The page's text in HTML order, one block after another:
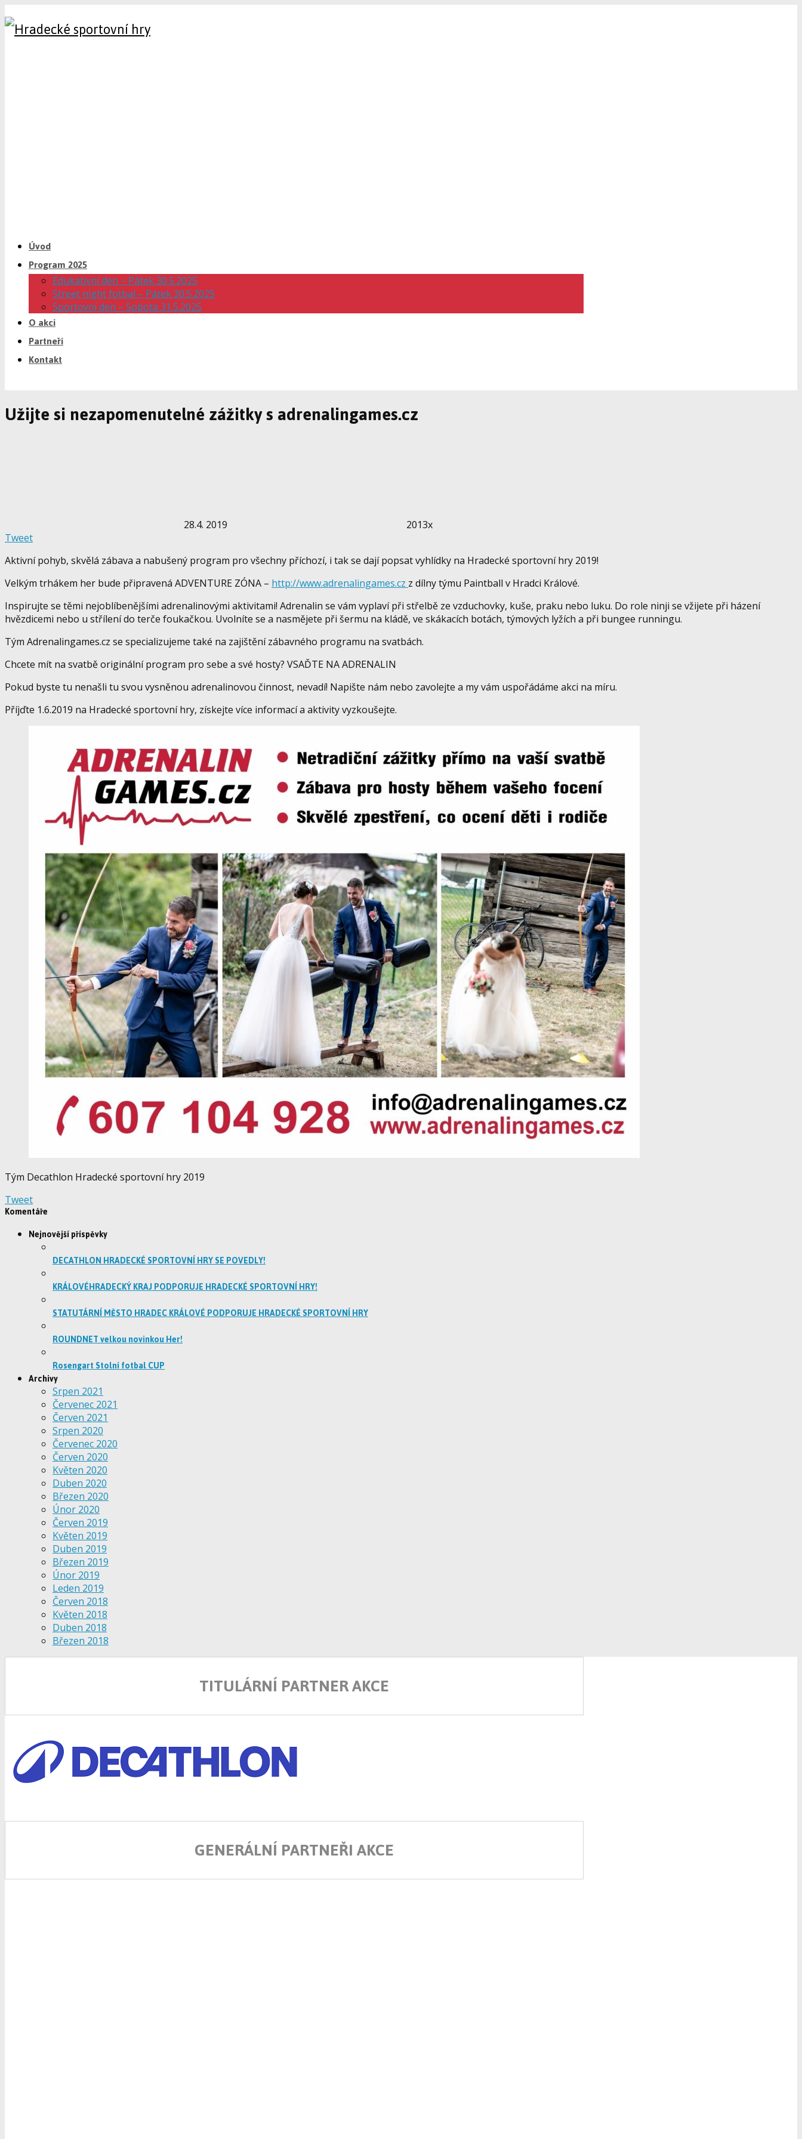
Úvod
Program 2025
Edukativní den – Pátek 30.5.2025
Street night fotbal – Pátek 30.5.2025
Sportovní den – Sobota 31.5.2025
O akci
Partneři
Kontakt
Užijte si nezapomenutelné zážitky s adrenalingames.cz
28.4. 2019
2013x
Tweet
Aktivní pohyb, skvělá zábava a nabušený program pro všechny příchozí, i tak se dají popsat vyhlídky na Hradecké sportovní hry 2019!
Velkým trhákem her bude připravená ADVENTURE ZÓNA – http://www.adrenalingames.cz z dílny týmu Paintball v Hradci Králové.
Inspirujte se těmi nejoblíbenějšími adrenalinovými aktivitami! Adrenalin se vám vyplaví při střelbě ze vzduchovky, kuše, praku nebo luku. Do role ninji se vžijete při házení
hvězdicemi nebo u střílení do terče foukačkou. Uvolníte se a nasmějete při šermu na kládě, ve skákacích botách, týmových lyžích a při bungee runningu.
Tým Adrenalingames.cz se specializujeme také na zajištění zábavného programu na svatbách.
Chcete mít na svatbě originální program pro sebe a své hosty? VSAĎTE NA ADRENALIN
Pokud byste tu nenašli tu svou vysněnou adrenalinovou činnost, nevadí! Napište nám nebo zavolejte a my vám uspořádáme akci na míru.
Příjďte 1.6.2019 na Hradecké sportovní hry, získejte více informací a aktivity vyzkoušejte.
Tým Decathlon Hradecké sportovní hry 2019
Tweet
Komentáře
Nejnovější příspěvky
DECATHLON HRADECKÉ SPORTOVNÍ HRY SE POVEDLY!
KRÁLOVÉHRADECKÝ KRAJ PODPORUJE HRADECKÉ SPORTOVNÍ HRY!
STATUTÁRNÍ MĚSTO HRADEC KRÁLOVÉ PODPORUJE HRADECKÉ SPORTOVNÍ HRY
ROUNDNET velkou novinkou Her!
Rosengart Stolní fotbal CUP
Archivy
Srpen 2021
Červenec 2021
Červen 2021
Srpen 2020
Červenec 2020
Červen 2020
Květen 2020
Duben 2020
Březen 2020
Únor 2020
Červen 2019
Květen 2019
Duben 2019
Březen 2019
Únor 2019
Leden 2019
Červen 2018
Květen 2018
Duben 2018
Březen 2018
TITULÁRNÍ PARTNER AKCE
GENERÁLNÍ PARTNEŘI AKCE